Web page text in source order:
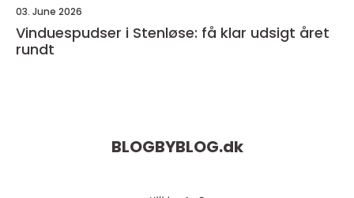
03. June 2026
Vinduespudser i Stenløse: få klar udsigt året
rundt
BLOGBYBLOG.dk